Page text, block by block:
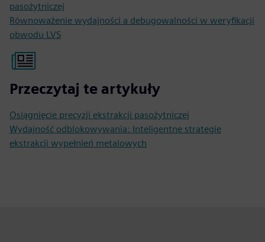
pasożytniczej
Równoważenie wydajności a debugowalności w weryfikacji
obwodu LVS
Przeczytaj te artykuły
Osiągnięcie precyzji ekstrakcji pasożytniczej
Wydajność odblokowywania: Inteligentne strategie
ekstrakcji wypełnień metalowych